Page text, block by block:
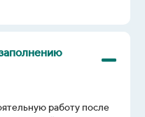
работу после